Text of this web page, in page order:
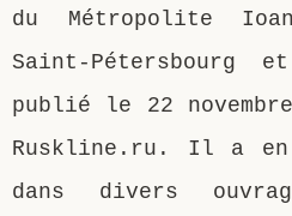
du Métropolite
Saint-Pétersbourg
publié le 22
Ruskline.ru. Il a
dans divers